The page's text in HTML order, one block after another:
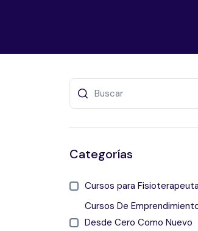
Categorías
Cursos para
Cursos De
Desde Cero Como Nuevo